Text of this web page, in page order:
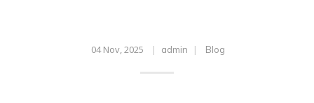
04 Nov, 2025 admin Blog